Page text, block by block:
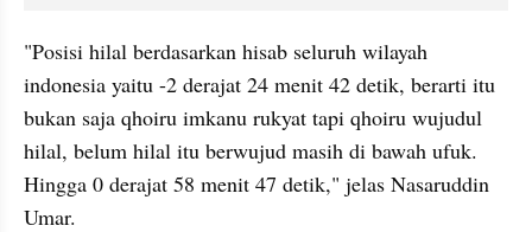
"Posisi hilal berdasarkan hisab seluruh wilayah
indonesia yaitu -2 derajat 24 menit 42 detik, berarti itu
bukan saja qhoiru imkanu rukyat tapi qhoiru wujudul
hilal, belum hilal itu berwujud masih di bawah ufuk.
Hingga 0 derajat 58 menit 47 detik," jelas Nasaruddin
Umar.